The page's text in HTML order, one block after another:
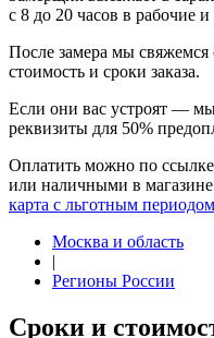
с 8 до 20 часов в рабочие
После замера мы
стоимость и сроки заказа.
Если они вас устроят —
реквизиты для 50%
Оплатить можно по
или наличными в
карта с льготным
Москва и область
|
Регионы России
Сроки и